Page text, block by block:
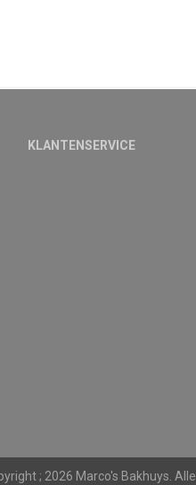
KLANTENSERVICE
; 2026 Marco's Bakhuys.